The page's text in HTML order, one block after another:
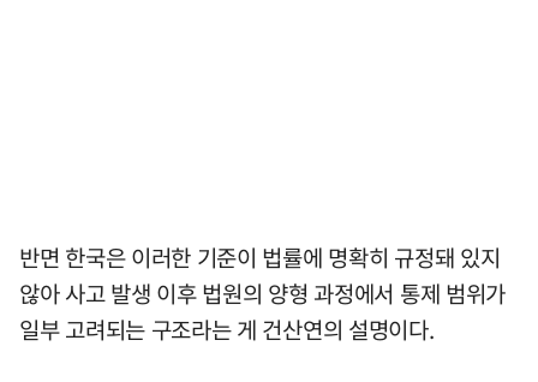
반면 한국은 이러한 기준이 법률에 명확히 규정돼 있지
않아 사고 발생 이후 법원의 양형 과정에서 통제 범위가
일부 고려되는 구조라는 게 건산연의 설명이다.